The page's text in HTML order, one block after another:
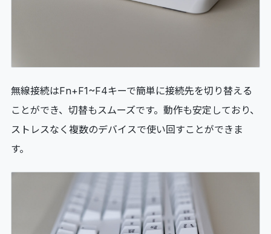
無線接続はFn+F1~F4キーで簡単に接続先を切り替える
ことができ、切替もスムーズです。動作も安定しており、
ストレスなく複数のデバイスで使い回すことができま
す。